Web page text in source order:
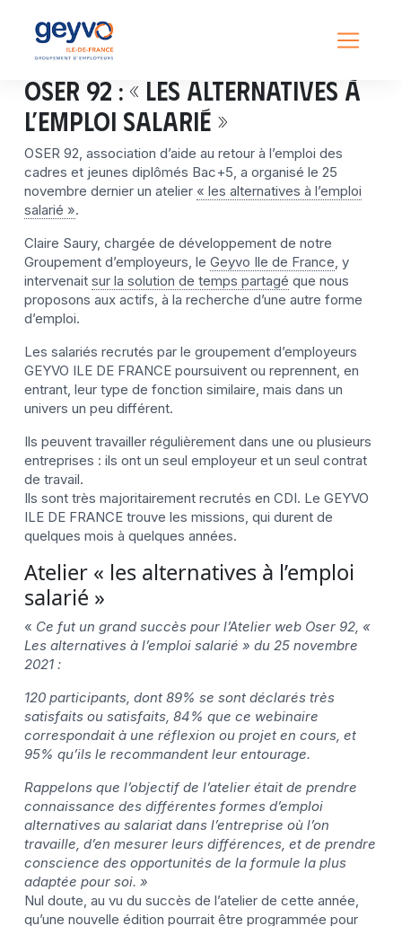
OSER 92 : « les alternatives à
l’emploi salarié »
OSER 92, association d’aide au retour à l’emploi des
cadres et jeunes diplômés Bac+5, a organisé le 25
novembre dernier un atelier « les alternatives à l’emploi
salarié ».
Claire Saury, chargée de développement de notre
Groupement d’employeurs, le Geyvo Ile de France, y
intervenait sur la solution de temps partagé que nous
proposons aux actifs, à la recherche d’une autre forme
d’emploi.
Les salariés recrutés par le groupement d’employeurs
GEYVO ILE DE FRANCE poursuivent ou reprennent, en
entrant, leur type de fonction similaire, mais dans un
univers un peu différent.
Ils peuvent travailler régulièrement dans une ou plusieurs
entreprises : ils ont un seul employeur et un seul contrat
de travail.
Ils sont très majoritairement recrutés en CDI. Le GEYVO
ILE DE FRANCE trouve les missions, qui durent de
quelques mois à quelques années.
Atelier « les alternatives à l’emploi
salarié »
« Ce fut un grand succès pour l’Atelier web Oser 92, «
Les alternatives à l’emploi salarié » du 25 novembre
2021 :
120 participants, dont 89% se sont déclarés très
satisfaits ou satisfaits, 84% que ce webinaire
correspondait à une réflexion ou projet en cours, et
95% qu’ils le recommandent leur entourage.
Rappelons que l’objectif de l’atelier était de prendre
connaissance des différentes formes d’emploi
alternatives au salariat dans l’entreprise où l’on
travaille, d’en mesurer leurs différences, et de prendre
conscience des opportunités de la formule la plus
adaptée pour soi. »
Nul doute, au vu du succès de l’atelier de cette année,
qu’une nouvelle édition pourrait être programmée pour